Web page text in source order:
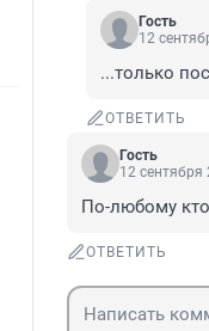
Гость
12
...только
ОТВЕТИТЬ
Гость
12 сентября
По-любому
ОТВЕТИТЬ